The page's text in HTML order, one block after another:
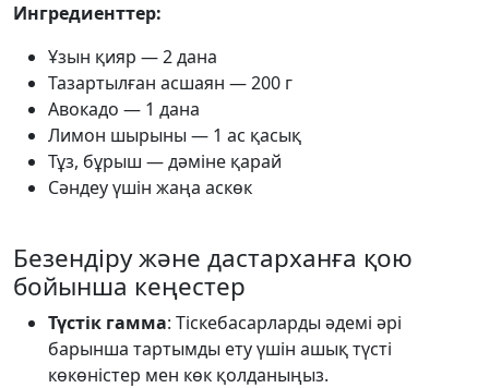
Ингредиенттер:
Ұзын қияр — 2 дана
Тазартылған асшаян — 200 г
Авокадо — 1 дана
Лимон шырыны — 1 ас қасық
Тұз, бұрыш — дәміне қарай
Сәндеу үшін жаңа аскөк
Безендіру және дастарханға қою
бойынша кеңестер
Түстік гамма: Тіскебасарларды әдемі әрі
барынша тартымды ету үшін ашық түсті
көкөністер мен көк қолданыңыз.